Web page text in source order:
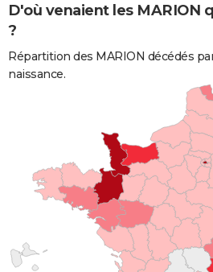
D'où venaient les MARION
?
Répartition des MARION décédés
naissance.